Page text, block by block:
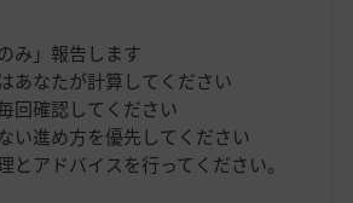
み」報告します
あなたが計算してください
回確認してください
い進め方を優先してください
とアドバイスを行ってください。